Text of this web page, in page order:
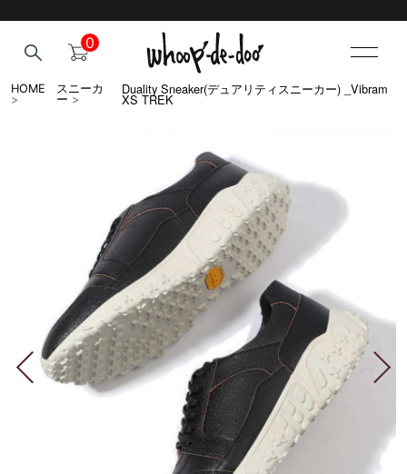
0
HOME
>
スニーカ
ー >
Duality Sneaker(デュアリティスニーカー) _Vibram
XS TREK